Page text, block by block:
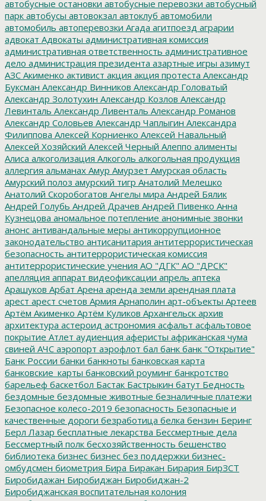
автобусные остановки автобусные перевозки автобусный
парк автобусы автовокзал автоклуб автомобили
автомобиль автоперевозки Агада агитпоезд аграрии
адвокат Адвокаты административная комиссия
административная ответственность административное
дело администрация президента азартные игры азимут
АЗС Акименко активист акция акция протеста Александр
Буксман Александр Винников Александр Головатый
Александр Золотухин Александр Козлов Александр
Левинталь Александр Ливенталь Александр Романов
Александр Соловьев Александр Чаплыгин Александра
Филиппова Алексей Корниенко Алексей Навальный
Алексей Хозяйский Алексей Черный Алеппо алименты
Алиса алкоголизация Алкоголь алкогольная продукция
аллергия альманах Амур Амурзет Амурская область
Амурский полоз амурский тигр Анатолий Мелешко
Анатолий Скоробогатов Ангелы мира Андрей Бялик
Андрей Голубь Андрей Драчев Андрей Пивенко Анна
Кузнецова аномальное потепление анонимные звонки
анонс антивандальные меры антикоррупционное
законодательство антисанитария антитеррористическая
безопасность антитеррористическая комиссия
антитеррористические учения АО "ДГК" АО "ДРСК"
апелляция аппарат видеофиксации апрель аптека
Арашуков Арбат Арена аренда земли арендная плата
арест арест счетов Армия Арнаполин арт-объекты Артеев
Артём Акименко Артём Куликов Архангельск архив
архитектура астероид астрономия асфальт асфальтовое
покрытие Атлет аудиенция аферисты африканская чума
свиней АЧС аэропорт аэрофлот бал банк банк "Открытие"
Банк России банки банкноты банковская карта
банковские_карты банковский роуминг банкротство
барельеф баскетбол Бастак Бастрыкин батут Бедность
бездомные бездомные животные безналичные платежи
Безопасное колесо-2019 безопасность Безопасные и
качественные дороги безработица белка бензин Беринг
Берл Лазар бесплатные лекарства Бессмертные дела
Бессмертный полк бесхозяйственность бешенство
библиотека бизнес бизнес без поддержки бизнес-
омбудсмен биометрия Бира Биракан Бирария БирЗСТ
Биробидажан Биробиджан Биробиджан-2
Биробиджанская воспитательная колония